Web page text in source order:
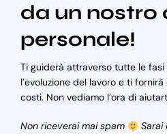
da un nostro
personale!
Ti guiderà attraverso tutte le
l’evoluzione del lavoro e ti
costi. Non vediamo l’ora di
Non riceverai mai spam
Sarai